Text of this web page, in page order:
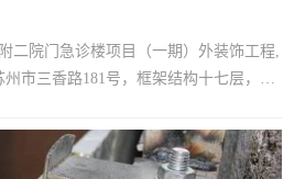
二院门急诊楼项目（一期）外装饰工程,
州市三香路181号，框架结构十七层，建
金玻璃幕墙、纯铝板幕墙、墙面钢骨架
饰面装饰、采光天窗、玻璃雨蓬、铝合